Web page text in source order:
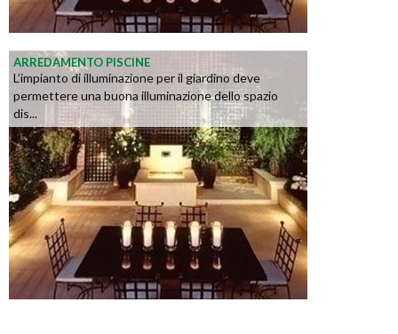
ARREDAMENTO PISCINE
L’impianto di illuminazione per il giardino deve
permettere una buona illuminazione dello spazio
dis...